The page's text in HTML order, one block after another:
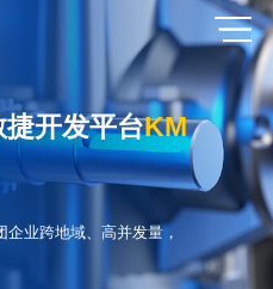
开发平台KM
业跨地域、高并发量，